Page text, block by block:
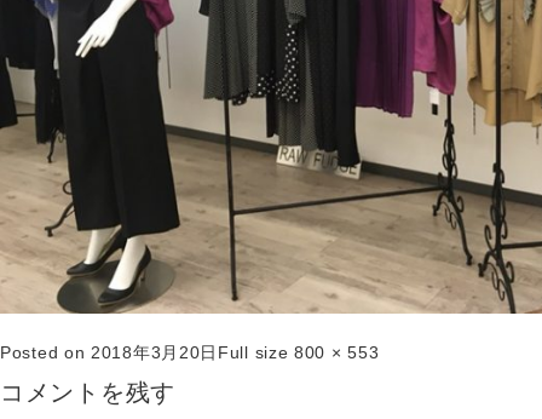
Posted on 2018年3月20日 Full size800 × 553
コメントを残す